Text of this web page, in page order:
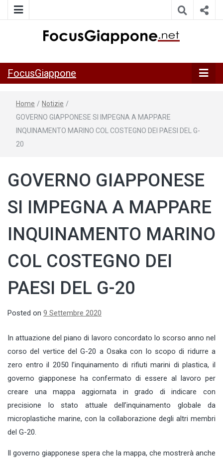
della Japan Italy Economic Federation
FocusGiappone
Home / Notizie /
GOVERNO GIAPPONESE SI IMPEGNA A MAPPARE
INQUINAMENTO MARINO COL COSTEGNO DEI PAESI DEL G-
20
GOVERNO GIAPPONESE
SI IMPEGNA A MAPPARE
INQUINAMENTO MARINO
COL COSTEGNO DEI
PAESI DEL G-20
Posted on 9 Settembre 2020
In attuazione del piano di lavoro concordato lo scorso anno nel
corso del vertice del G-20 a Osaka con lo scopo di ridurre a
zero entro il 2050 l’inquinamento di rifiuti marini di plastica, il
governo giapponese ha confermato di essere al lavoro per
creare una mappa aggiornata in grado di indicare con
precisione lo stato attuale dell’inquinamento globale da
microplastiche marine, con la collaborazione degli altri membri
del G-20.
Il governo giapponese spera che la mappa, che mostrerà anche